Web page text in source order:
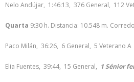
Nelo Andújar, 1:46:13, 376 General, 112
Quarta 9:30 h. Distancia: 10.548 m.
Paco Milán, 36:26, 6 General, 5 Veterano A
Elia Fuentes, 39:44, 15 General, 1 Sénior